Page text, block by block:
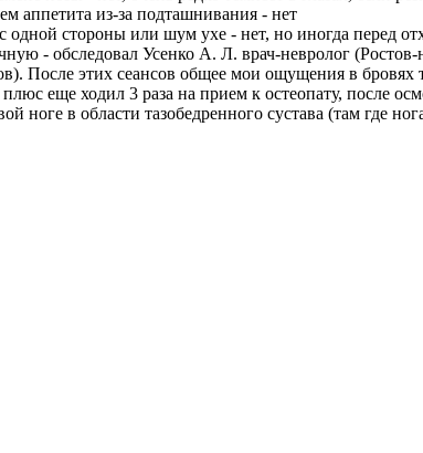
аппетита из-за подташнивания - нет
стороны или шум ухе - нет, но иногда перед
- обследовал Усенко А. Л. врач-невролог
После этих сеансов общее мои ощущения в
еще ходил 3 раза на прием к остеопату, после
ноге в области тазобедренного сустава (там где